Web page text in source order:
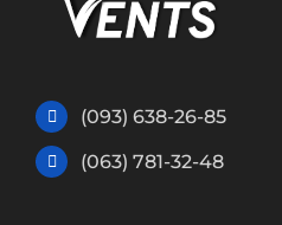
(093) 638-26-85
(063) 781-32-48